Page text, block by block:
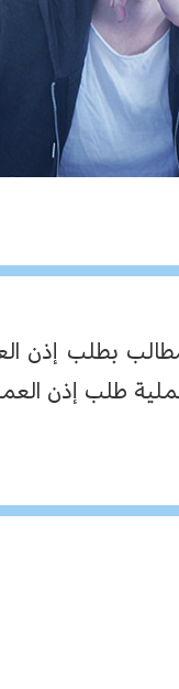
بطلب إذن
طلب إذن